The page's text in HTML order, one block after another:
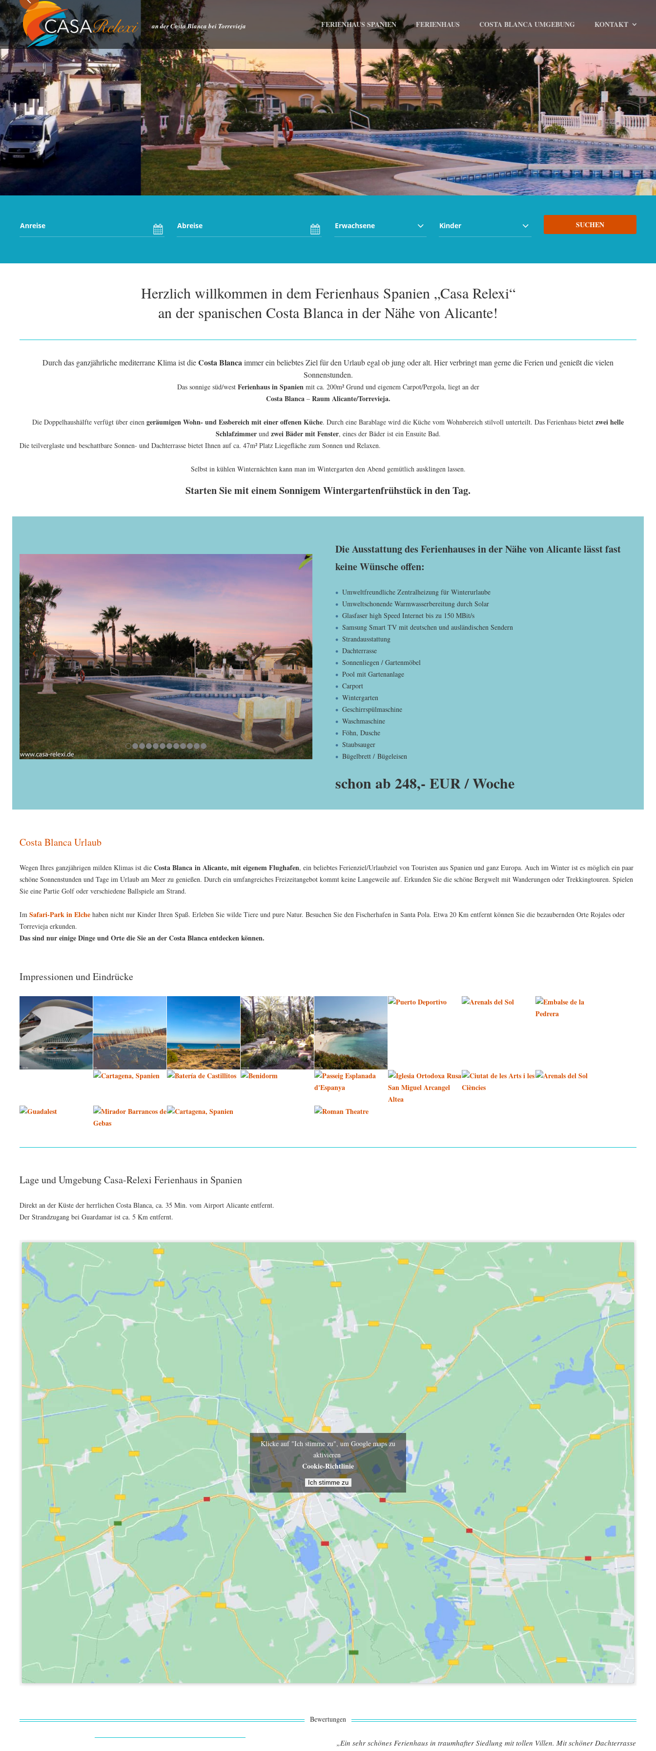
an der Costa Blanca bei Torrevieja FERIENHAUS SPANIEN FERIENHAUS COSTA BLANCA UMGEBUNG KONTAKT
Erwachsene Kinder
Herzlich willkommen in dem Ferienhaus Spanien „Casa Relexi“
an der spanischen Costa Blanca in der Nähe von Alicante!
Durch das ganzjährliche mediterrane Klima ist dieCosta Blancaimmer ein beliebtes Ziel für den Urlaub egal ob jung oder alt. Hier verbringt man gerne die Ferien und genießt die vielen
Sonnenstunden.
Das sonnige süd/west Ferienhaus in Spanienmit ca. 200m² Grund und eigenem Carpot/Pergola, liegt an der
Costa Blanca– Raum Alicante/Torrevieja.
Die Doppelhaushälfte verfügt über einen geräumigen Wohn- und Essbereich mit einer offenen Küche. Durch eine Barablage wird die Küche vom Wohnbereich stilvoll unterteilt. Das Ferienhaus bietet zwei helle
Schlafzimmerund zwei Bäder mit Fenster, eines der Bäder ist ein Ensuite Bad.
Die teilverglaste und beschattbare Sonnen- und Dachterrasse bietet Ihnen auf ca. 47m² Platz Liegefläche zum Sonnen und Relaxen.
Selbst in kühlen Winternächten kann man im Wintergarten den Abend gemütlich ausklingen lassen.
Starten Sie mit einem Sonnigem Wintergartenfrühstück in den Tag.
Die Ausstattung des Ferienhauses in der Nähe von Alicante lässt fast
keine Wünsche offen:
Umweltfreundliche Zentralheizung für Winterurlaube
Umweltschonende Warmwasserbereitung durch Solar
Glasfaser high Speed Internet bis zu 150 MBit/s
Samsung Smart TV mit deutschen und ausländischen Sendern
Strandausstattung
Dachterrasse
Sonnenliegen / Gartenmöbel
Pool mit Gartenanlage
Carport
Wintergarten
Geschirrspülmaschine
Waschmaschine
Föhn, Dusche
Staubsauger
Bügelbrett / Bügeleisen
schon ab 248,- EUR / Woche
Costa Blanca Urlaub
Wegen Ihres ganzjährigen milden Klimas ist die Costa Blanca in Alicante, mit eigenem Flughafen, ein beliebtes Ferienziel/Urlaubziel von Touristen aus Spanien und ganz Europa. Auch im Winter ist es möglich ein paar
schöne Sonnenstunden und Tage im Urlaub am Meer zu genießen. Durch ein umfangreiches Freizeitangebot kommt keine Langeweile auf. Erkunden Sie die schöne Bergwelt mit Wanderungen oder Trekkingtouren. Spielen
Sie eine Partie Golf oder verschiedene Ballspiele am Strand.
Im Safari-Park in Elche haben nicht nur Kinder Ihren Spaß. Erleben Sie wilde Tiere und pure Natur. Besuchen Sie den Fischerhafen in Santa Pola. Etwa 20 Km entfernt können Sie die bezaubernden Orte Rojales oder
Torrevieja erkunden.
Das sind nur einige Dinge und Orte die Sie an der Costa Blanca entdecken können.
Impressionen und Eindrücke
Lage und Umgebung Casa-Relexi Ferienhaus in Spanien
Direkt an der Küste der herrlichen Costa Blanca, ca. 35 Min. vom Airport Alicante entfernt.
Der Strandzugang bei Guardamar ist ca. 5 Km entfernt.
Klicke auf "Ich stimme zu", um Google maps zu
aktivieren
Cookie-Richtlinie
Ich stimme zu
Bewertungen
„Ein sehr schönes Ferienhaus in traumhafter Siedlung mit tollen Villen. Mit schöner Dachterrasse